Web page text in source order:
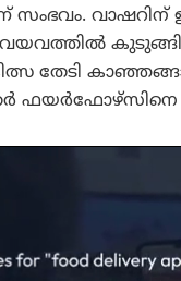
വാഷറിന്
തേടി